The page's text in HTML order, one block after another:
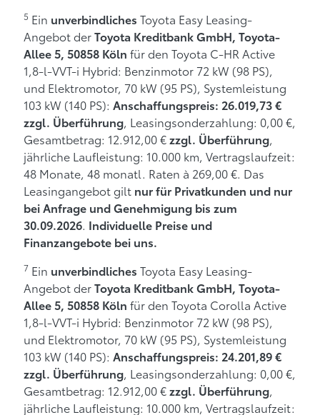
5 Ein unverbindliches Toyota Easy Leasing-
Angebot derToyota Kreditbank GmbH, Toyota-
Allee 5, 50858 Köln für den Toyota C-HR Active
1,8-l-VVT-i Hybrid: Benzinmotor 72 kW (98 PS),
und Elektromotor, 70 kW (95 PS), Systemleistung
103 kW (140 PS): Anschaffungspreis: 26.019,73 €
zzgl. Überführung, Leasingsonderzahlung: 0,00 €,
Gesamtbetrag: 12.912,00 €zzgl. Überführung,
jährliche Laufleistung: 10.000 km, Vertragslaufzeit:
48 Monate, 48 monatl. Raten à 269,00 €. Das
Leasingangebot gilt nur für Privatkunden und nur
bei Anfrage und Genehmigung bis zum
30.09.2026. Individuelle Preise und
Finanzangebote bei uns.
7 Ein unverbindliches Toyota Easy Leasing-
Angebot derToyota Kreditbank GmbH, Toyota-
Allee 5, 50858 Köln für den Toyota Corolla Active
1,8-l-VVT-i Hybrid: Benzinmotor 72 kW (98 PS),
und Elektromotor, 70 kW (95 PS), Systemleistung
103 kW (140 PS): Anschaffungspreis: 24.201,89 €
zzgl. Überführung, Leasingsonderzahlung: 0,00 €,
Gesamtbetrag: 12.912,00 €zzgl. Überführung,
jährliche Laufleistung: 10.000 km, Vertragslaufzeit: